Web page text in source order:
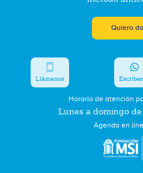
Quiero
Horario de atención
Lunes a domingo de
Agenda en
Llámanos